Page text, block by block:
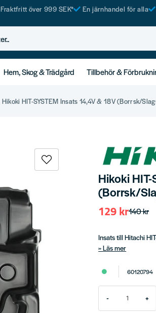
Fraktfritt över 999 SEK* En järnhandel för alla
Hem, Skog & Trädgård Tillbehör &
Hikoki HIT-SYSTEM Insats 14,4V & 18V (Borrsk/
Hikoki
(Borrsk/
140 kr
129 kr
Insats till Hitachi
Läs mer
60120794
- +